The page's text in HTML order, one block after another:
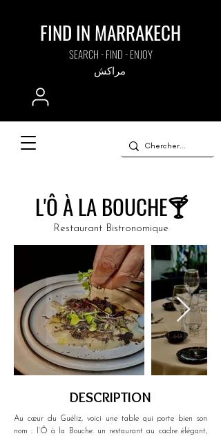
FIND IN MARRAKECH
SEARCH - FIND - ENJOY
مراكش
L'Ô À LA BOUCHE🍸
Restaurant Bistronomique
DESCRIPTION
Au cœur du Guéliz, voici une table qui porte bien son
nom : l’Ô à la Bouche. un restaurant au cadre élégant,